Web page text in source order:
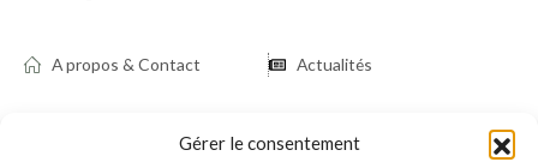
Gérer le consentement
A propos & Contact Actualités
Compte client
compte